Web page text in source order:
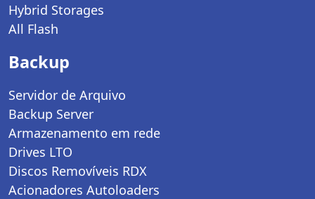
Hybrid Storages
All Flash
Backup
Servidor de Arquivo
Backup Server
Armazenamento em rede
Drives LTO
Discos Removíveis RDX
Acionadores Autoloaders